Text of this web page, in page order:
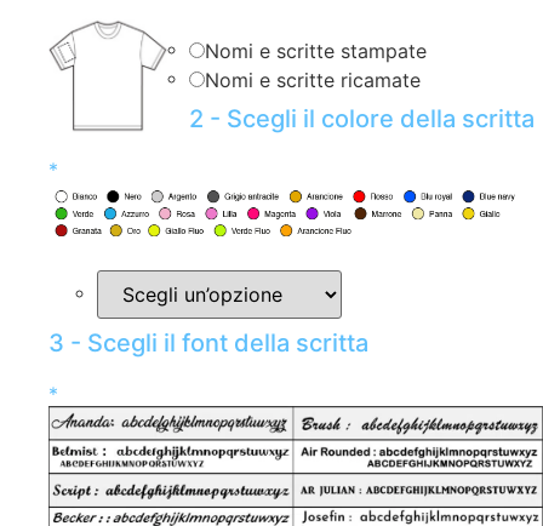
Nomi e scritte stampate
Nomi e scritte ricamate
2 - Scegli il colore della scritta
*
3 - Scegli il font della scritta
*